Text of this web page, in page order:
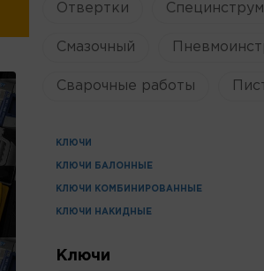
Отвертки
Смазочный
Сварочные работы
КЛЮЧИ
КЛЮЧИ БАЛОННЫЕ
КЛЮЧИ КОМБИНИРОВАННЫЕ
КЛЮЧИ НАКИДНЫЕ
Ключи